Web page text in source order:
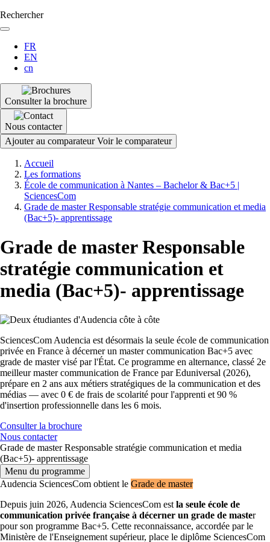
Rechercher
FR
EN
cn
Consulter la brochure
Nous contacter
Ajouter au comparateur Voir le comparateur
d'Ariane
Accueil
Les formations
École de communication à Nantes – Bachelor & Bac+5 |
SciencesCom
Grade de master Responsable stratégie communication et media
(Bac+5)- apprentissage
Grade de master Responsable
stratégie communication et
media (Bac+5)- apprentissage
SciencesCom Audencia est désormais la seule école de communication
privée en France à décerner un master communication Bac+5 avec
grade de master visé par l'État. Ce programme en alternance, classé 2e
meilleur master communication de France par Eduniversal (2026),
prépare en 2 ans aux métiers stratégiques de la communication et des
médias — avec 0 € de frais de scolarité pour l'apprenti et 90 %
d'insertion professionnelle dans les 6 mois.
Consulter la brochure
Nous contacter
Grade de master Responsable stratégie communication et media
(Bac+5)- apprentissage
Menu du programme
Audencia SciencesCom obtient le Grade de master
Depuis juin 2026, Audencia SciencesCom est la seule école de
communication privée française à décerner un grade de master
pour son programme Bac+5. Cette reconnaissance, accordée par le
Ministère de l'Enseignement supérieur, place le diplôme SciencesCom